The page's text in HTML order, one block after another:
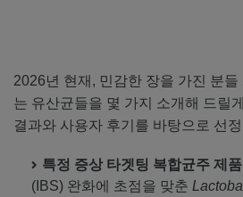
2026년 현재, 민감한 장을 가진 분
는 유산균들을 몇 가지 소개해 드릴
결과와 사용자 후기를 바탕으로 선
특정 증상 타겟팅 복합균주 제
(IBS) 완화에 초점을 맞춘